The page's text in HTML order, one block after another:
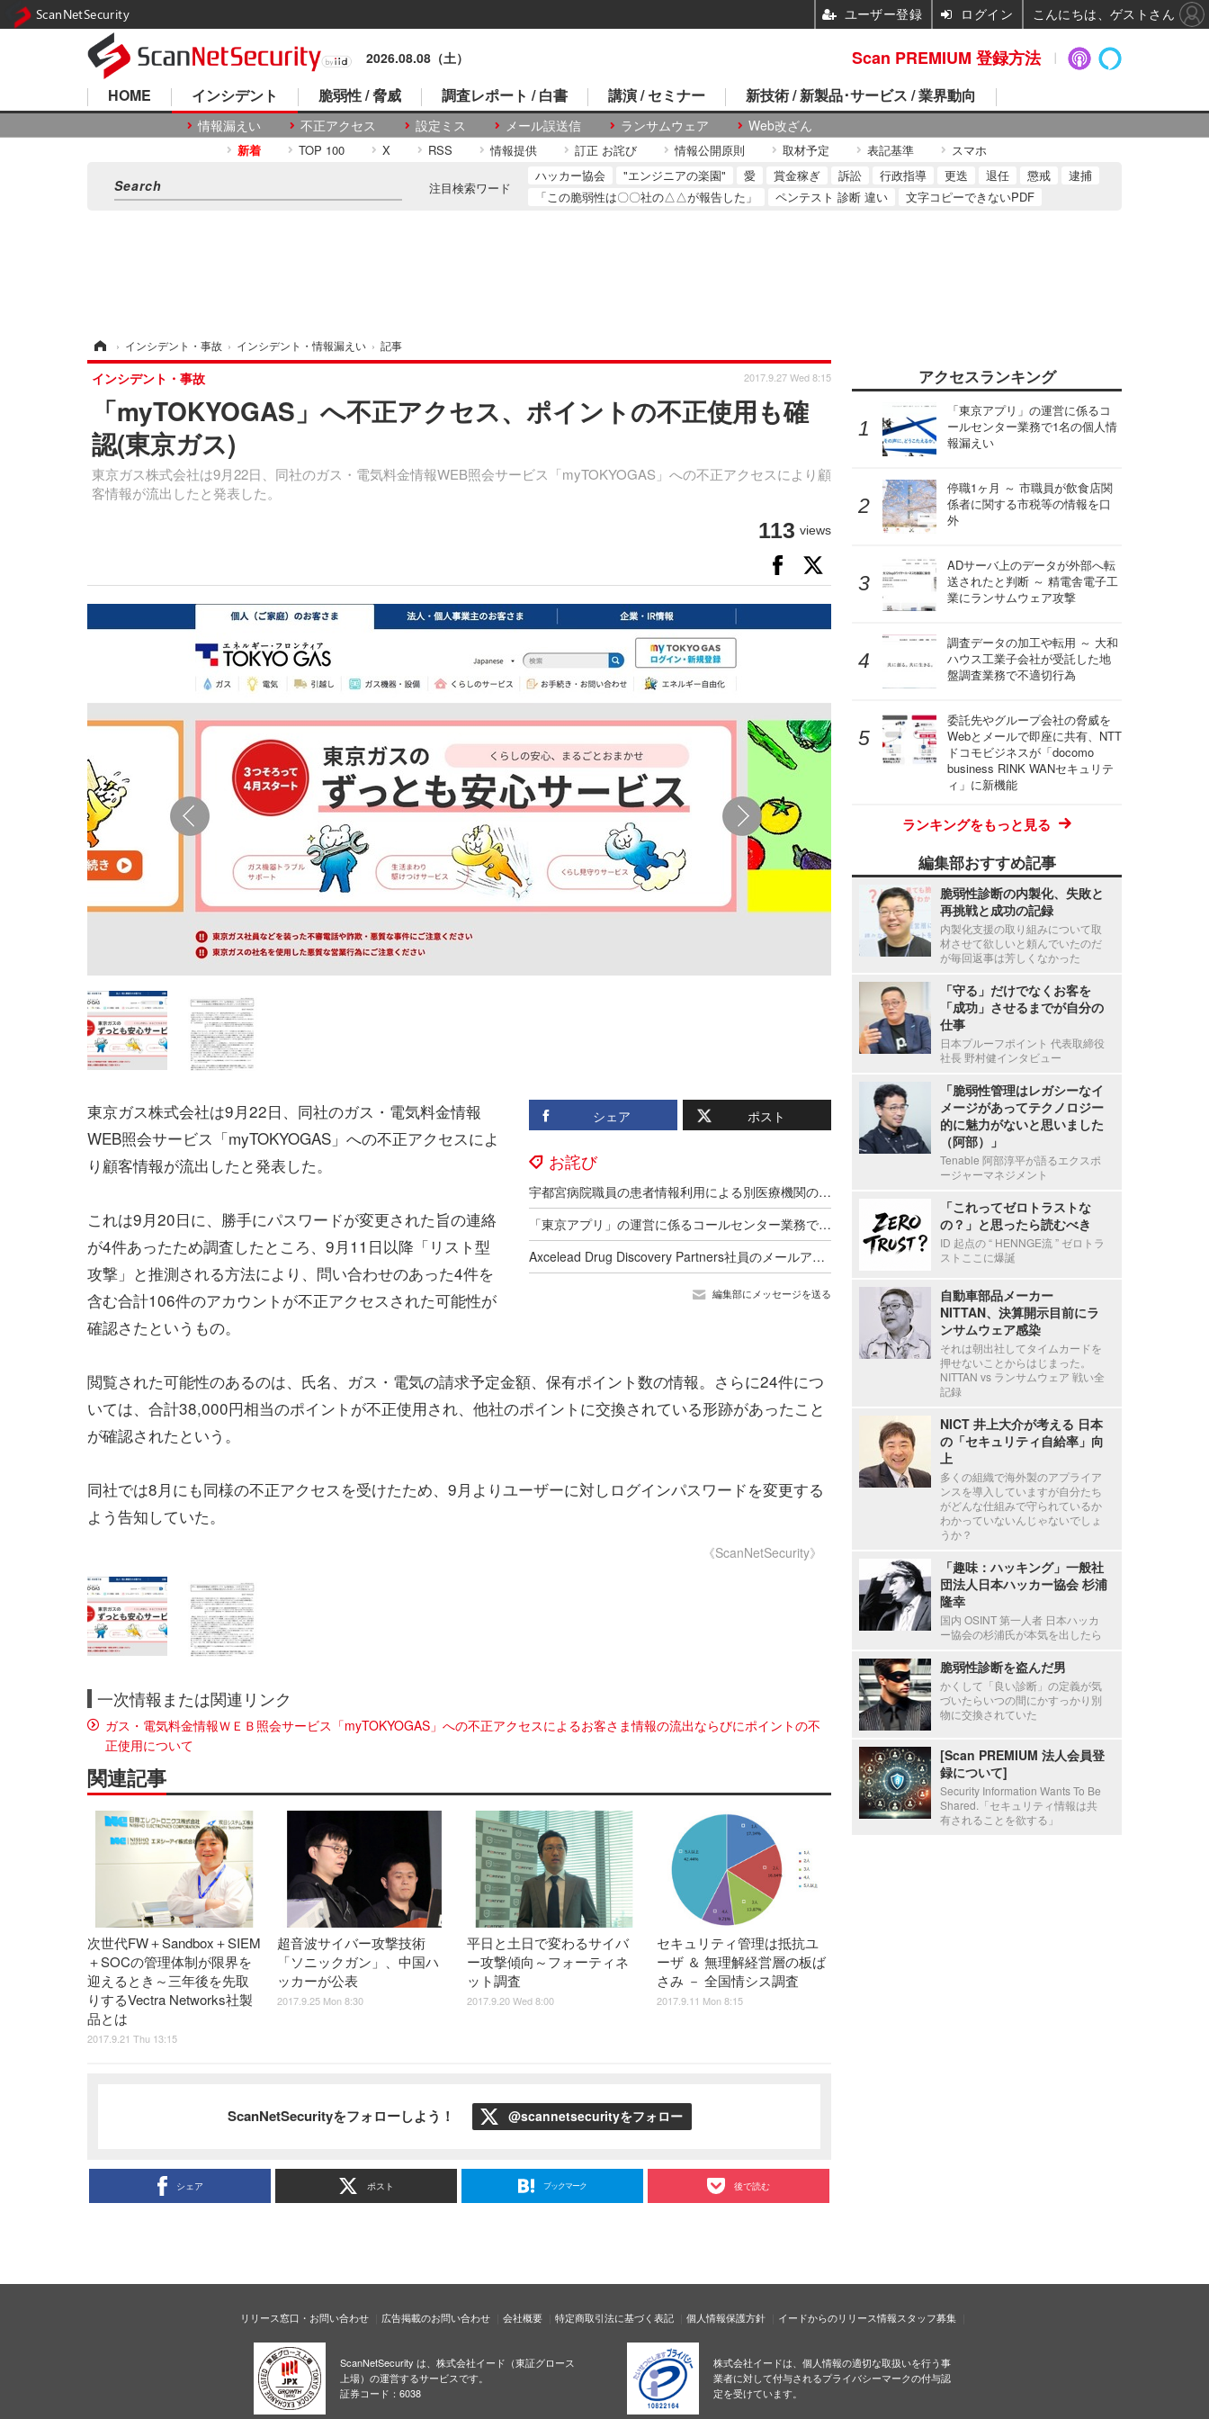
2026.08.08（土）
HOME インシデント
情報漏えい 不正アクセス 設定ミス メール誤送信 ランサムウェア Web改ざん
脆弱性 / 脅威 調査レポート / 白書 講演 / セミナー 新技術 / 新製品･サービス / 業界動向
新着 TOP 100 X RSS 情報提供 訂正 お詫び 情報公開原則 取材予定 表記基準 スマホ
注目検索ワード
ハッカー協会 "エンジニアの楽園" 愛 賞金稼ぎ 訴訟 行政指導 更迭 退任 懲戒
逮捕
「この脆弱性は〇〇社の△△が報告した」
ペンテスト 診断 違い 文字コピーできないPDF
› インシデント・事故 › インシデント・情報漏えい › 記事
「myTOKYOGAS」へ不正アクセス、ポイントの不正使用も確
認(東京ガス)
東京ガス株式会社は9月22日、同社のガス・電気料金情報WEB照会サービス「myTOKYOGAS」への不正アクセスにより顧
客情報が流出したと発表した。
インシデント・事故 2017.9.27 Wed 8:15
113 views
シェア ポスト
お詫び
宇都宮病院職員の患者情報利用による別医療機関のダイレクトメール郵送、調査の結果 直接的金銭的利益の受領が無いことを確認
「東京アプリ」の運営に係るコールセンター業務で1名の個人情報漏えい
Axcelead Drug Discovery Partners社員のメールアカウントに不正アクセス、約7,000通のメールで痕跡を確認
編集部にメッセージを送る
東京ガス株式会社は9月22日、同社のガス・電気料金情報
WEB照会サービス「myTOKYOGAS」への不正アクセスによ
り顧客情報が流出したと発表した。
これは9月20日に、勝手にパスワードが変更された旨の連絡
が4件あったため調査したところ、9月11日以降「リスト型
攻撃」と推測される方法により、問い合わせのあった4件を
含む合計106件のアカウントが不正アクセスされた可能性が
確認さたというもの。
閲覧された可能性のあるのは、氏名、ガス・電気の請求予定金額、保有ポイント数の情報。さらに24件につ
いては、合計38,000円相当のポイントが不正使用され、他社のポイントに交換されている形跡があったこと
が確認されたという。
同社では8月にも同様の不正アクセスを受けたため、9月よりユーザーに対しログインパスワードを変更する
よう告知していた。
《ScanNetSecurity》
一次情報または関連リンク
ガス・電気料金情報ＷＥＢ照会サービス「myTOKYOGAS」への不正アクセスによるお客さま情報の流出ならびにポイントの不
正使用について
関連記事
次世代FW＋Sandbox＋SIEM
＋SOCの管理体制が限界を
迎えるとき～三年後を先取
りするVectra Networks社製
品とは
2017.9.21 Thu 13:15
超音波サイバー攻撃技術
「ソニックガン」、中国ハ
ッカーが公表
2017.9.25 Mon 8:30
平日と土日で変わるサイバ
ー攻撃傾向～フォーティネ
ット調査
2017.9.20 Wed 8:00
セキュリティ管理は抵抗ユ
ーザ ＆ 無理解経営層の板ば
さみ － 全国情シス調査
2017.9.11 Mon 8:15
ScanNetSecurityをフォローしよう！ @scannetsecurityをフォロー
シェア ポスト ブックマーク 後で読む
アクセスランキング
「東京アプリ」の運営に係るコ
ールセンター業務で1名の個人情
報漏えい
停職1ヶ月 ～ 市職員が飲食店関
係者に関する市税等の情報を口
外
ADサーバ上のデータが外部へ転
送されたと判断 ～ 精電舎電子工
業にランサムウェア攻撃
調査データの加工や転用 ～ 大和
ハウス工業子会社が受託した地
盤調査業務で不適切行為
委託先やグループ会社の脅威を
Webとメールで即座に共有、NTT
ドコモビジネスが「docomo
business RINK WANセキュリテ
ィ」に新機能
ランキングをもっと見る
編集部おすすめ記事
脆弱性診断の内製化、失敗と
再挑戦と成功の記録
内製化支援の取り組みについて取
材させて欲しいと頼んでいたのだ
が毎回返事は芳しくなかった
「守る」だけでなくお客を
「成功」させるまでが自分の
仕事
日本プルーフポイント 代表取締役
社長 野村健インタビュー
「脆弱性管理はレガシーなイ
メージがあってテクノロジー
的に魅力がないと思いました
（阿部）」
Tenable 阿部淳平が語るエクスポ
ージャーマネジメント
「これってゼロトラストな
の？」と思ったら読むべき
ID 起点の “ HENNGE流 ” ゼロトラ
ストここに爆誕
自動車部品メーカー
NITTAN、決算開示目前にラ
ンサムウェア感染
それは朝出社してタイムカードを
押せないことからはじまった。
NITTAN vs ランサムウェア 戦い全
記録
NICT 井上大介が考える 日本
の「セキュリティ自給率」向
上
多くの組織で海外製のアプライア
ンスを導入していますが自分たち
がどんな仕組みで守られているか
わかっていないんじゃないでしょ
うか？
「趣味：ハッキング」一般社
団法人日本ハッカー協会 杉浦
隆幸
国内 OSINT 第一人者 日本ハッカ
ー協会の杉浦氏が本気を出したら
脆弱性診断を盗んだ男
かくして「良い診断」の定義が気
づいたらいつの間にかすっかり別
物に交換されていた
[Scan PREMIUM 法人会員登
録について]
Security Information Wants To Be
Shared.「セキュリティ情報は共
有されることを欲する」
リリース窓口・お問い合わせ 広告掲載のお問い合わせ 会社概要 特定商取引法に基づく表記 個人情報保護方針 イードからのリリース情報スタッフ募集
ScanNetSecurity は、株式会社イード（東証グロース
上場）の運営するサービスです。
証券コード：6038
株式会社イードは、個人情報の適切な取扱いを行う事
業者に対して付与されるプライバシーマークの付与認
定を受けています。
Scan PREMIUM 登録方法
ScanNetSecurity ユーザー登録 ログイン こんにちは、ゲストさん